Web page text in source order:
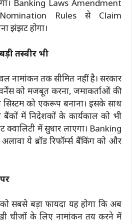
Banking Laws Amendment
Rules से Claim
झंझट होगा।
तस्वीर भी
नामांकन तक सीमित नहीं है। सरकार
को मजबूत करना, जमाकर्ताओं की
सिस्टम को एकरूप बनाना। इसके साथ
बैंकों में निदेशकों के कार्यकाल को भी
में सुधार लाएगा। Banking
ये ब्रॉड रिफॉर्म्स बैंकिंग को और
सबसे बड़ा फायदा यह होगा कि अब
चीजों के लिए नामांकन तय करने में